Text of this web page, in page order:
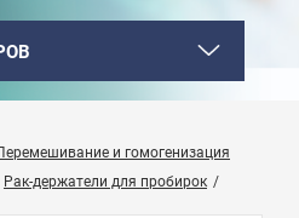
и гомогенизация
Рак-держатели для пробирок